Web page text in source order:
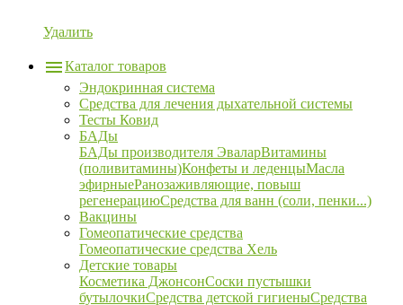
Удалить
Каталог товаров
Эндокринная система
Средства для лечения дыхательной системы
Тесты Ковид
БАДы
БАДы производителя ЭваларВитамины
(поливитамины)Конфеты и леденцыМасла
эфирныеРанозаживляющие, повыш
регенерациюСредства для ванн (соли, пенки...)
Вакцины
Гомеопатические средства
Гомеопатические средства Хель
Детские товары
Косметика ДжонсонСоски пустышки
бутылочкиСредства детской гигиеныСредства